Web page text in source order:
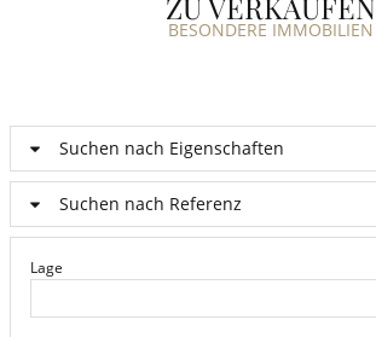
BESONDERE IMMOBILIEN
Suchen nach Eigenschaften
Suchen nach Referenz
Lage